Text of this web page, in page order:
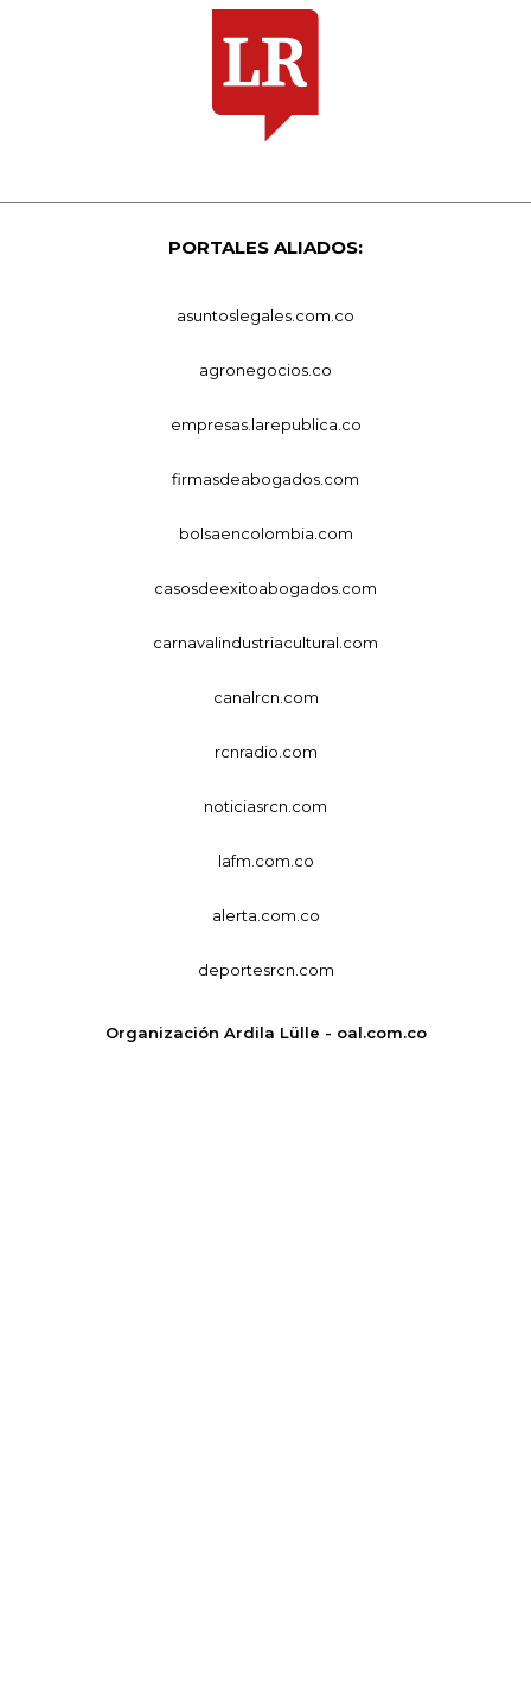
PORTALES ALIADOS:
asuntoslegales.com.co
agronegocios.co
empresas.larepublica.co
firmasdeabogados.com
bolsaencolombia.com
casosdeexitoabogados.com
carnavalindustriacultural.com
canalrcn.com
rcnradio.com
noticiasrcn.com
lafm.com.co
alerta.com.co
deportesrcn.com
Organización Ardila Lülle - oal.com.co